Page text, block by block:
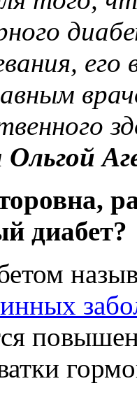
Ольгой
диабет?